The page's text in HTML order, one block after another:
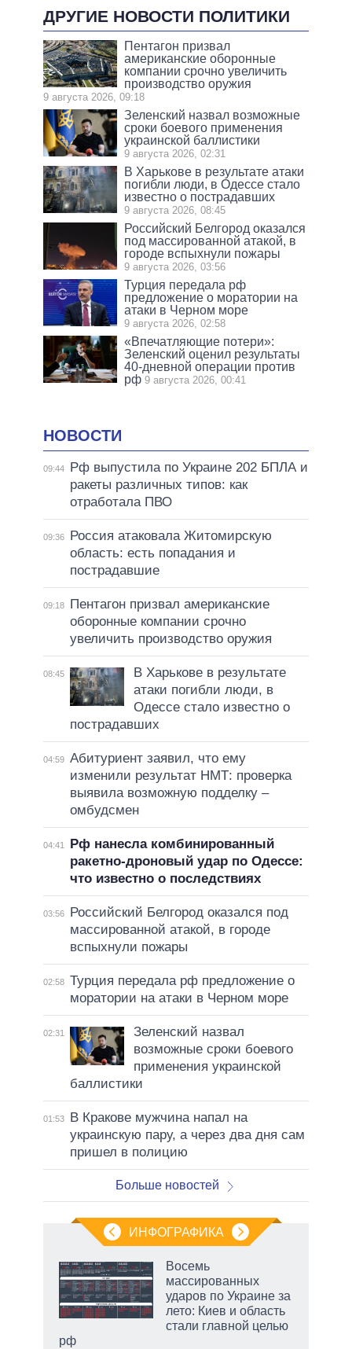
ДРУГИЕ НОВОСТИ ПОЛИТИКИ
Пентагон призвал
американские оборонные
компании срочно увеличить
производство оружия
9 августа 2026, 09:18
Зеленский назвал возможные
сроки боевого применения
украинской баллистики
9 августа 2026, 02:31
В Харькове в результате атаки
погибли люди, в Одессе стало
известно о пострадавших
9 августа 2026, 08:45
Российский Белгород оказался
под массированной атакой, в
городе вспыхнули пожары
9 августа 2026, 03:56
Турция передала рф
предложение о моратории на
атаки в Черном море
9 августа 2026, 02:58
«Впечатляющие потери»:
Зеленский оценил результаты
40-дневной операции против
рф 9 августа 2026, 00:41
НОВОСТИ
09:44
Рф выпустила по Украине 202 БПЛА и
ракеты различных типов: как
отработала ПВО
09:36
Россия атаковала Житомирскую
область: есть попадания и
пострадавшие
09:18
Пентагон призвал американские
оборонные компании срочно
увеличить производство оружия
08:45
В Харькове в результате
атаки погибли люди, в
Одессе стало известно о
пострадавших
04:59 Абитуриент заявил, что ему
изменили результат НМТ: проверка
выявила возможную подделку –
омбудсмен
04:41
Рф нанесла комбинированный
ракетно-дроновый удар по Одессе:
что известно о последствиях
03:56
Российский Белгород оказался под
массированной атакой, в городе
вспыхнули пожары
02:58 Турция передала рф предложение о
моратории на атаки в Черном море
02:31
Зеленский назвал
возможные сроки боевого
применения украинской
баллистики
01:53
В Кракове мужчина напал на
украинскую пару, а через два дня сам
пришел в полицию
Больше новостей
ИНФОГРАФИКА
Восемь
массированных
ударов по Украине за
лето: Киев и область
стали главной целью
рф